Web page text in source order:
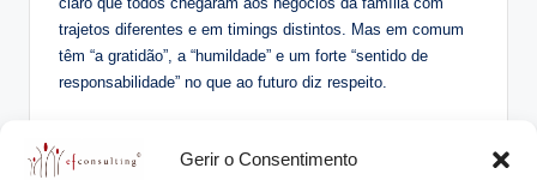
Gerir o Consentimento
trajetos diferentes e em timings distintos. Mas em comum
têm “a gratidão”, a “humildade” e um forte “sentido de
responsabilidade” no que ao futuro diz respeito.
Artigointegrado no âmbito da conferência“Protocolo